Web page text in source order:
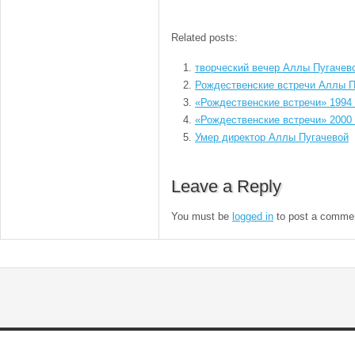
Related posts:
творческий вечер Аллы
Рождественские встречи Аллы
«Рождественские встречи» 1994
«Рождественские встречи» 2000
Умер директор Аллы Пугачевой
Leave a Reply
You must be logged in to post a